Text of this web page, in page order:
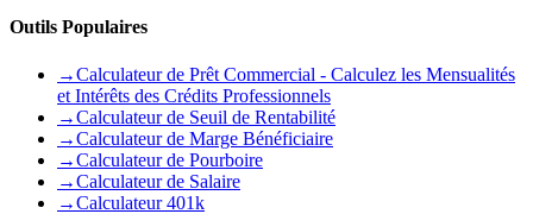
Outils Populaires
→Calculateur de Prêt Commercial - Calculez les Mensualités
et Intérêts des Crédits Professionnels
→Calculateur de Seuil de Rentabilité
→Calculateur de Marge Bénéficiaire
→Calculateur de Pourboire
→Calculateur de Salaire
→Calculateur 401k